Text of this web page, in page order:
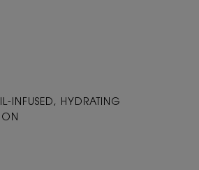
INFUSED, HYDRATING